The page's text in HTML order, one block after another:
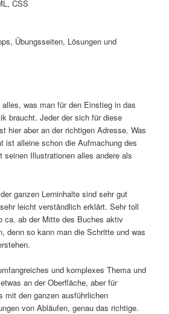
CSS
Übungsseiten, Lösungen und
was man für den Einstieg in das
braucht. Jeder der sich für diese
hier aber an der richtigen Adresse. Was
ist alleine schon die Aufmachung des
Illustrationen alles andere als
ganzen Lerninhalte sind sehr gut
leicht verständlich erklärt. Sehr toll
ca. ab der Mitte des Buches aktiv
denn so kann man die Schritte und was
und komplexes Thema und
an der Oberfläche, aber für
mit den ganzen ausführlichen
von Abläufen, genau das richtige.